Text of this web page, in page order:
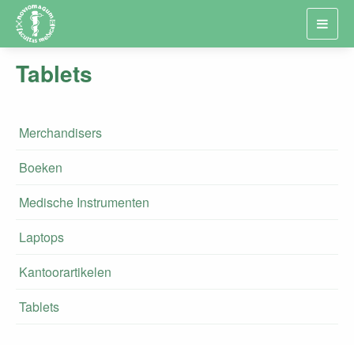
Tablets
Merchandisers
Boeken
Medische Instrumenten
Laptops
Kantoorartikelen
Tablets